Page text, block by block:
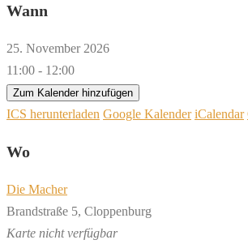
Wann
25. November 2026
11:00 - 12:00
Zum Kalender hinzufügen
ICS herunterladen Google Kalender iCalendar
Wo
Die Macher
Brandstraße 5, Cloppenburg
Karte nicht verfügbar